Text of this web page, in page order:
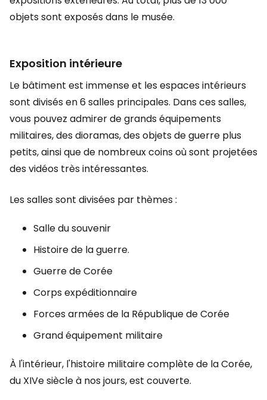
objets sont exposés dans le musée.
Exposition intérieure
Le bâtiment est immense et les espaces intérieurs
sont divisés en 6 salles principales. Dans ces salles,
vous pouvez admirer de grands équipements
militaires, des dioramas, des objets de guerre plus
petits, ainsi que de nombreux coins où sont projetées
des vidéos très intéressantes.
Les salles sont divisées par thèmes :
Salle du souvenir
Histoire de la guerre.
Guerre de Corée
Corps expéditionnaire
Forces armées de la République de Corée
Grand équipement militaire
À l'intérieur, l'histoire militaire complète de la Corée,
du XIVe siècle à nos jours, est couverte.